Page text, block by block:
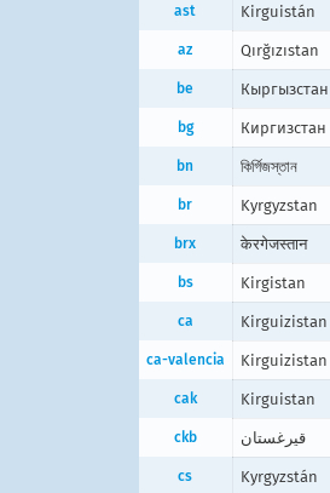
ast Kirguistán
az Qırğızıstan
be Кыргызстан
bg Киргизстан
bn কির্গিজস্তান
br Kyrgyzstan
brx केरगेजस्तान
bs Kirgistan
ca Kirguizistan
ca-valencia Kirguizistan
cak Kirguistan
ckb قیرغستان
cs Kyrgyzstán